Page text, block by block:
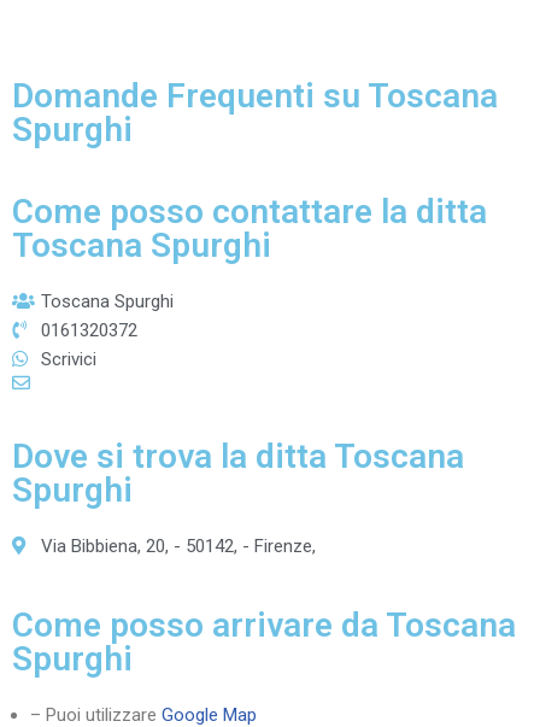
Domande Frequenti su Toscana
Spurghi
Come posso contattare la ditta
Toscana Spurghi
Toscana Spurghi
0161320372
Scrivici
Dove si trova la ditta Toscana
Spurghi
Via Bibbiena, 20, - 50142, - Firenze,
Come posso arrivare da Toscana
Spurghi
– Puoi utilizzare Google Map